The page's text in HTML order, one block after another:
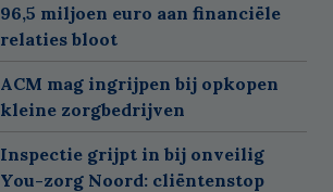
96,5 miljoen euro aan financiële
relaties bloot
ACM mag ingrijpen bij opkopen
kleine zorgbedrijven
Inspectie grijpt in bij onveilig
You-zorg Noord: cliëntenstop